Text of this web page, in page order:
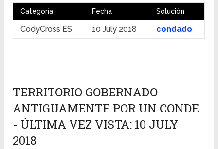
Categoría Fecha Solución
CodyCross ES 10 July 2018 condado
TERRITORIO GOBERNADO
ANTIGUAMENTE POR UN CONDE
- ÚLTIMA VEZ VISTA: 10 JULY
2018